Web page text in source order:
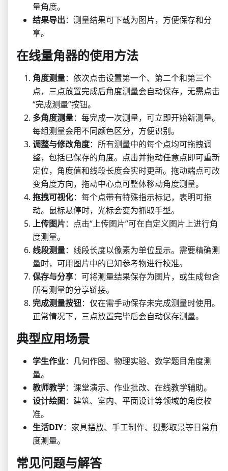
量角度。
结果导出：测量结果可下载为图片，方便保存和分
享。
在线量角器的使用方法
角度测量：依次点击设置第一个、第二个和第三个
点，三点放置完成后角度测量会自动保存，无需点击
“完成测量”按钮。
多角度测量：每完成一次测量，可立即开始新测量。
每组测量会用不同颜色区分，方便识别。
调整与修改角度：所有测量中的每个点均可拖拽调
整，包括已保存的角度。点击并拖动任意点即可重新
定位，角度值和线段长度会实时更新。拖动端点可改
变角度方向，拖动中心点可整体移动角度测量。
拖拽可视化：每个点带有特殊指示标记，表明可拖
动。鼠标悬停时，光标会变为抓取手型。
上传图片：点击“上传图片”可在自定义图片上进行角
度测量。
线段测量：线段长度以像素为单位显示。需要精确测
量时，可用图片中的已知参考物进行校准。
保存与分享：可将测量结果保存为图片，或生成包含
所有测量的分享链接。
完成测量按钮：仅在需手动保存未完成测量时使用。
正常情况下，三点放置完毕后会自动保存测量。
典型应用场景
学生作业：几何作图、物理实验、数学题目角度测
量。
教师教学：课堂演示、作业批改、在线教学辅助。
设计绘图：建筑、室内、平面设计等领域的角度校
准。
生活DIY：家具摆放、手工制作、摄影取景等日常角
度测量。
常见问题与解答